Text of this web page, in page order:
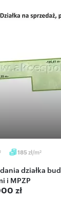
185 zł/m2
i MPZP
zł